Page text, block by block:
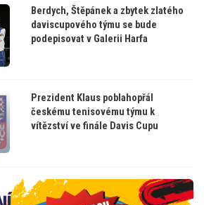
Berdych, Štěpánek a zbytek zlatého
daviscupového týmu se bude
podepisovat v Galerii Harfa
Prezident Klaus poblahopřál
českému tenisovému týmu k
vítězství ve finále Davis Cupu